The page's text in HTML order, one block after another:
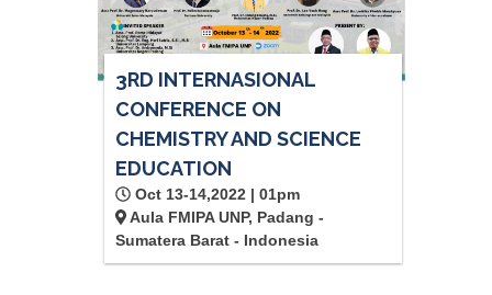
3RD INTERNASIONAL
CONFERENCE ON
CHEMISTRY AND SCIENCE
EDUCATION
Oct 13-14,2022 | 01pm
Aula FMIPA UNP, Padang -
Sumatera Barat - Indonesia